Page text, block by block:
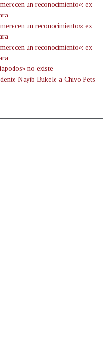
un reconocimiento»: ex
un reconocimiento»: ex
un reconocimiento»: ex
no existe
Nayib Bukele a Chivo Pets